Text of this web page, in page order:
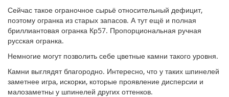
Сейчас такое ограночное сырьё относительный дефицит,
поэтому огранка из старых запасов. А тут ещё и полная
бриллиантовая огранка Кр57. Пропорциональная ручная
русская огранка.
Немногие могут позволить себе цветные камни такого уровня.
Камни выглядят благородно. Интересно, что у таких шпинелей
заметнее игра, искорки, которые проявление дисперсии и
малозаметны у шпинелей других оттенков.